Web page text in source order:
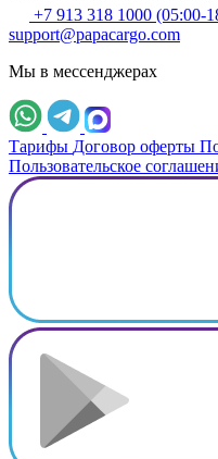
+7 913 318 1000
support@papacargo.com
Мы в мессенджерах
Тарифы Договор оферты
Пользовательское